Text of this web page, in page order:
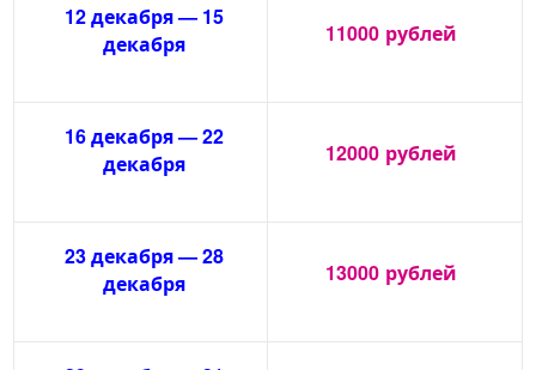
12 декабря — 15
декабря
11000 рублей
16 декабря — 22
декабря
12000 рублей
23 декабря — 28
декабря
13000 рублей